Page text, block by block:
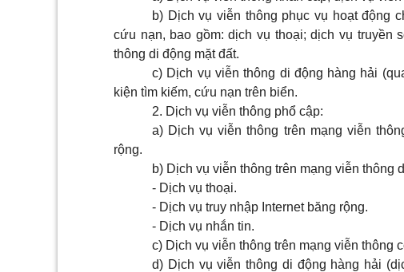
b) Dịch vụ viễn thông phục vụ hoạt động
cứu nạn, bao gồm: dịch vụ thoại; dịch vụ truyền
thông di động mặt đất.
c) Dịch vụ viễn thông di động hàng hải
kiện tìm kiếm, cứu nạn trên biển.
2. Dịch vụ viễn thông phổ cập:
a) Dịch vụ viễn thông trên mạng viễn
rộng.
b) Dịch vụ viễn thông trên mạng viễn thông
- Dịch vụ thoại.
- Dịch vụ truy nhập Internet băng rộng.
- Dịch vụ nhắn tin.
c) Dịch vụ viễn thông trên mạng viễn thông
d) Dịch vụ viễn thông di động hàng hải